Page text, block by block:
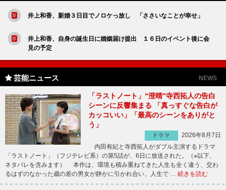
井上和香、新婚３日目でノロケっ放し 「ささいなことが幸せ」
井上和香、自身の誕生日に婚姻届け提出 １６日のイベント後に会
見の予定
芸能ニュース NEWS
「ラストノート」“澄晴”寺西拓人の告白
シーンに反響集まる 「真っすぐな告白が
カッコいい」「最高のシーンをありがと
う」
ドラマ
2026年8月7日
内田有紀と寺西拓人がダブル主演するドラマ
「ラストノート」（フジテレビ系）の第5話が、6日に放送された。（※以下、
ネタバレを含みます） 本作は、環境も積み重ねてきた人生も全く違う、交わ
るはずのなかった歳の差の男女が静かに引かれ合い、人生で … 続きを読む